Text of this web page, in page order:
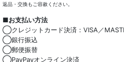
返品・交換もご容赦ください。
■お支払い方法
◯クレジットカード決済：VISA／
◯銀行振込
◯郵便振替
◯PayPayオンライン決済